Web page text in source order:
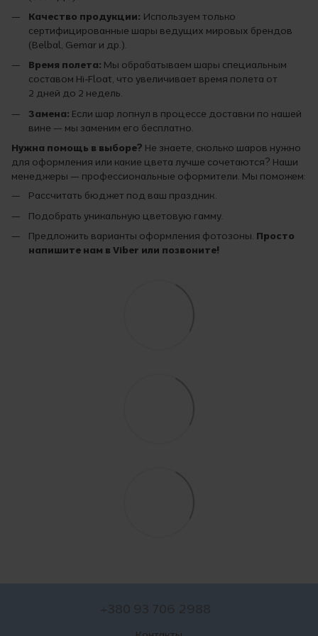
Качество продукции: Используем только
сертифицированные шары ведущих мировых брендов
(Belbal, Gemar и др.).
Время полета: Мы обрабатываем шары специальным
составом Hi-Float, что увеличивает время полета от
2 дней до 2 недель.
Замена: Если шар лопнул в процессе доставки по нашей
вине — мы заменим его бесплатно.
Нужна помощь в выборе? Не знаете, сколько шаров нужно
для оформления или какие цвета лучше сочетаются? Наши
менеджеры — профессиональные оформители. Мы поможем:
Рассчитать бюджет под ваш праздник.
Подобрать уникальную цветовую гамму.
Предложить варианты оформления фотозоны. Просто
напишите нам в Viber или позвоните!